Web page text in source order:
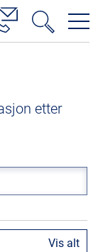
etter
Vis alt